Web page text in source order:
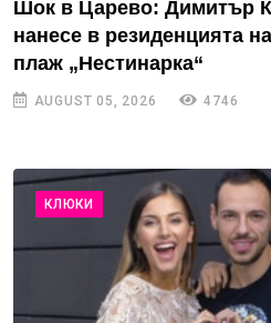
Шок в Царево: Димитър
нанесе в резиденцията
плаж „Нестинарка“
AUGUST 05, 2026 4746
КЛЮКИ